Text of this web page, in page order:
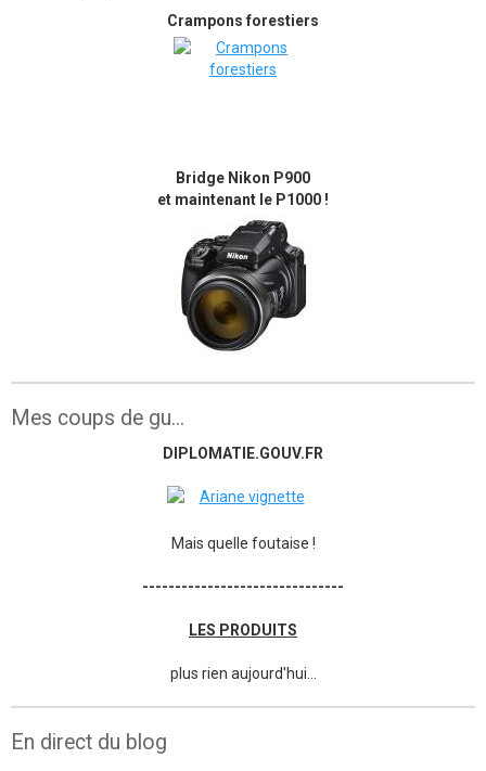
Crampons forestiers
Bridge Nikon P900
et maintenant le P1000 !
Mes coups de gu...
DIPLOMATIE.GOUV.FR
Mais quelle foutaise !
-------------------------------
LES PRODUITS
plus rien aujourd'hui...
En direct du blog